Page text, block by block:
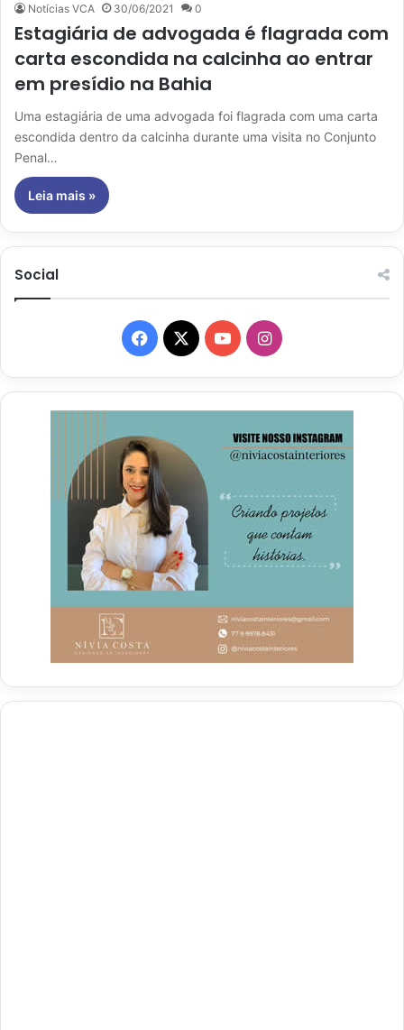
Notícias VCA 30/06/2021 0
Estagiária de advogada é flagrada com
carta escondida na calcinha ao entrar
em presídio na Bahia
Uma estagiária de uma advogada foi flagrada com uma carta
escondida dentro da calcinha durante uma visita no Conjunto
Penal…
Leia mais »
Social
Facebook
X YouTubeInstagram